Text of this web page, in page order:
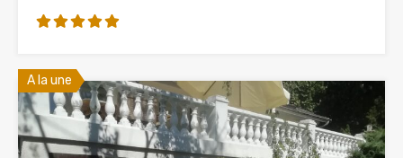
A la une